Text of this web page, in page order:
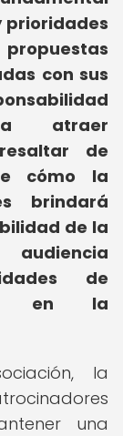
prioridades
con sus
atraer
de
cómo la
brindará
de la
de
en la
la
una